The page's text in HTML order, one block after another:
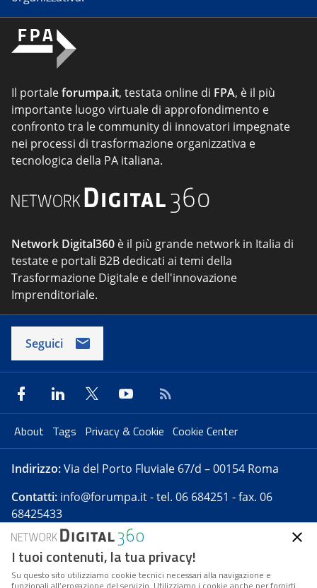
Il portaleforumpa.it, testata online di FPA, è il più
importante luogo virtuale di approfondimento e
confronto tra le community di innovatori impegnate
nei processi di trasformazione organizzativa e
tecnologica della PA italiana.
Network Digital360 è il più grande network in Italia di
testate e portali B2B dedicati ai temi della
Trasformazione Digitale e dell'innovazione
Imprenditoriale.
Seguici
About Tags Privacy & Cookie Cookie Center
Indirizzo:Via del Porto Fluviale 67/d – 00154 Roma
Contatti: info@forumpa.it- tel. 06 684251 - fax. 06
68425433
Forumpa.itè una pubblicazione telematica iscritta
presso Registro della stampa del Tribunale di Roma -
I tuoi contenuti, la tua privacy!
Su questo sito utilizziamo cookie tecnici necessari alla navigazione e